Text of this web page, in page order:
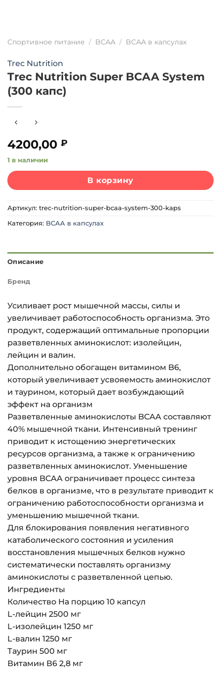
Спортивное питание / BCAA / BCAA в капсулах
Trec Nutrition
Trec Nutrition Super BCAA System
(300 капс)
4200,00 ₽
1 в наличии
В корзину
Артикул: trec-nutrition-super-bcaa-system-300-kaps
Категория: BCAA в капсулах
Описание
Бренд
Усиливает рост мышечной массы, силы и
увеличивает работоспособность организма. Это
продукт, содержащий оптимальные пропорции
разветвленных аминокислот: изолейцин,
лейцин и валин.
Дополнительно обогащен витамином B6,
который увеличивает усвояемость аминокислот
и таурином, который дает возбуждающий
эффект на организм
Разветвленные аминокислоты BCAA составляют
40% мышечной ткани. Интенсивный тренинг
приводит к истощению энергетических
ресурсов организма, а также к ограничению
разветвленных аминокислот. Уменьшение
уровня BCAA ограничивает процесс синтеза
белков в организме, что в результате приводит к
ограничению работоспособности организма и
уменьшению мышечной ткани.
Для блокирования появления негативного
катаболического состояния и усиления
восстановления мышечных белков нужно
систематически поставлять организму
аминокислоты с разветвленной цепью.
Ингредиенты
Количество На порцию 10 капсул
L-лейцин 2500 мг
L-изолейцин 1250 мг
L-валин 1250 мг
Таурин 500 мг
Витамин В6 2,8 мг